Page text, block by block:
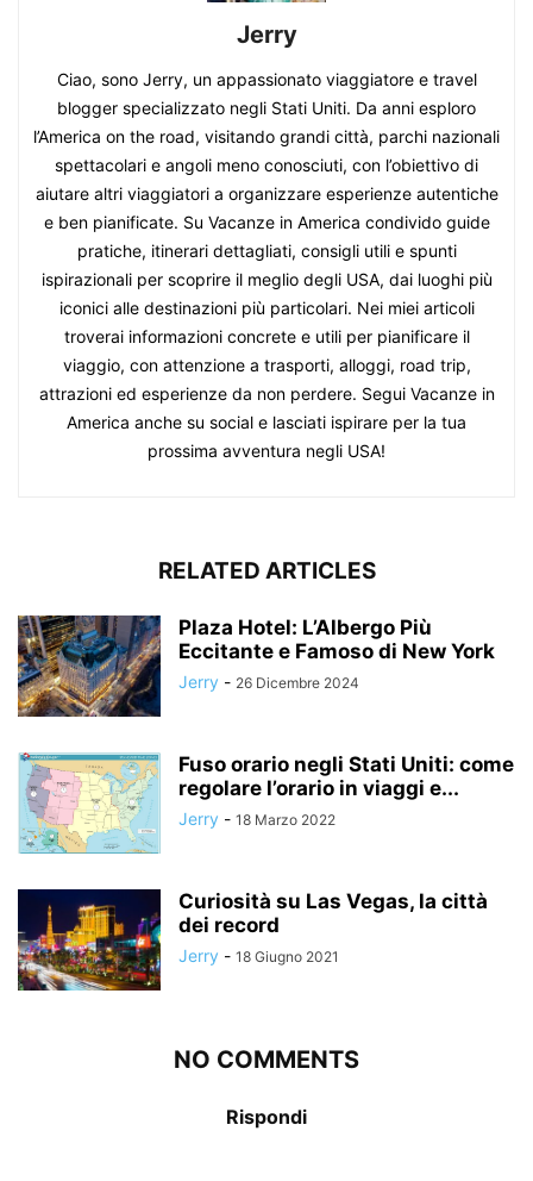
Jerry
Ciao, sono Jerry, un appassionato viaggiatore e travel
blogger specializzato negli Stati Uniti. Da anni esploro
l’America on the road, visitando grandi città, parchi nazionali
spettacolari e angoli meno conosciuti, con l’obiettivo di
aiutare altri viaggiatori a organizzare esperienze autentiche
e ben pianificate. Su Vacanze in America condivido guide
pratiche, itinerari dettagliati, consigli utili e spunti
ispirazionali per scoprire il meglio degli USA, dai luoghi più
iconici alle destinazioni più particolari. Nei miei articoli
troverai informazioni concrete e utili per pianificare il
viaggio, con attenzione a trasporti, alloggi, road trip,
attrazioni ed esperienze da non perdere. Segui Vacanze in
America anche su social e lasciati ispirare per la tua
prossima avventura negli USA!
RELATED ARTICLES
Plaza Hotel: L’Albergo Più
Eccitante e Famoso di New York
Jerry - 26 Dicembre 2024
Fuso orario negli Stati Uniti: come
regolare l’orario in viaggi e...
Jerry - 18 Marzo 2022
Curiosità su Las Vegas, la città
dei record
Jerry - 18 Giugno 2021
NO COMMENTS
Rispondi